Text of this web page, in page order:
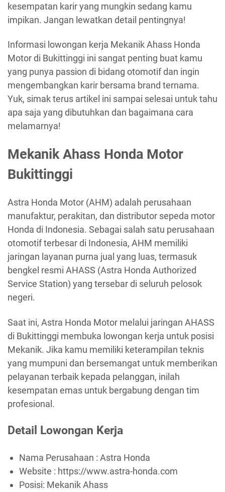
kesempatan karir yang mungkin sedang kamu
impikan. Jangan lewatkan detail pentingnya!
Informasi lowongan kerja Mekanik Ahass Honda
Motor di Bukittinggi ini sangat penting buat kamu
yang punya passion di bidang otomotif dan ingin
mengembangkan karir bersama brand ternama.
Yuk, simak terus artikel ini sampai selesai untuk tahu
apa saja yang dibutuhkan dan bagaimana cara
melamarnya!
Mekanik Ahass Honda Motor
Bukittinggi
Astra Honda Motor (AHM) adalah perusahaan
manufaktur, perakitan, dan distributor sepeda motor
Honda di Indonesia. Sebagai salah satu perusahaan
otomotif terbesar di Indonesia, AHM memiliki
jaringan layanan purna jual yang luas, termasuk
bengkel resmi AHASS (Astra Honda Authorized
Service Station) yang tersebar di seluruh pelosok
negeri.
Saat ini, Astra Honda Motor melalui jaringan AHASS
di Bukittinggi membuka lowongan kerja untuk posisi
Mekanik. Jika kamu memiliki keterampilan teknis
yang mumpuni dan bersemangat untuk memberikan
pelayanan terbaik kepada pelanggan, inilah
kesempatan emas untuk bergabung dengan tim
profesional.
Detail Lowongan Kerja
Nama Perusahaan : Astra Honda
Website : https://www.astra-honda.com
Posisi: Mekanik Ahass